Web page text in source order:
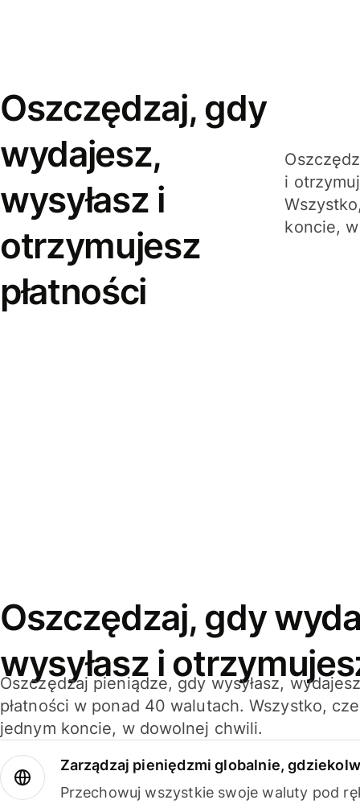
Oszczędzaj, gdy
wydajesz,
wysyłasz i
otrzymujesz
płatności
i
koncie,
Oszczędzaj, gdy
wysyłasz i
Oszczędzaj pieniądze, gdy wysyłasz,
płatności w ponad 40 walutach. Wszystko,
jednym koncie, w dowolnej chwili.
Zarządzaj pieniędzmi globalnie,
Przechowuj wszystkie swoje waluty pod